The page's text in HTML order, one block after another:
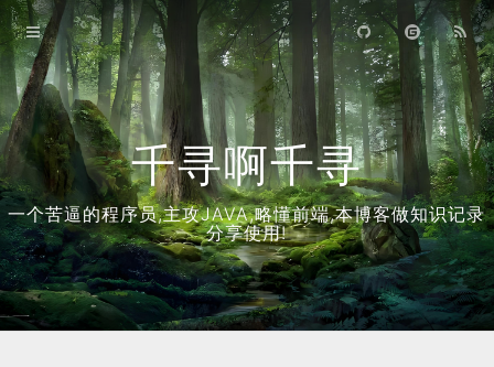
千寻啊千寻
一个苦逼的程序员,主攻JAVA,略懂前端,本博客做知识记录
分享使用!
首页
归档
关于